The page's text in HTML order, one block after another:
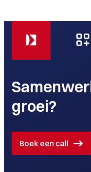
groei?
Boek een call